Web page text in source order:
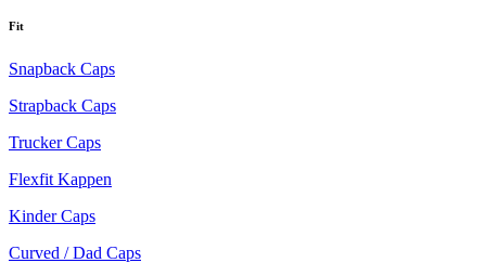
Fit
Snapback Caps
Strapback Caps
Trucker Caps
Flexfit Kappen
Kinder Caps
Curved / Dad Caps